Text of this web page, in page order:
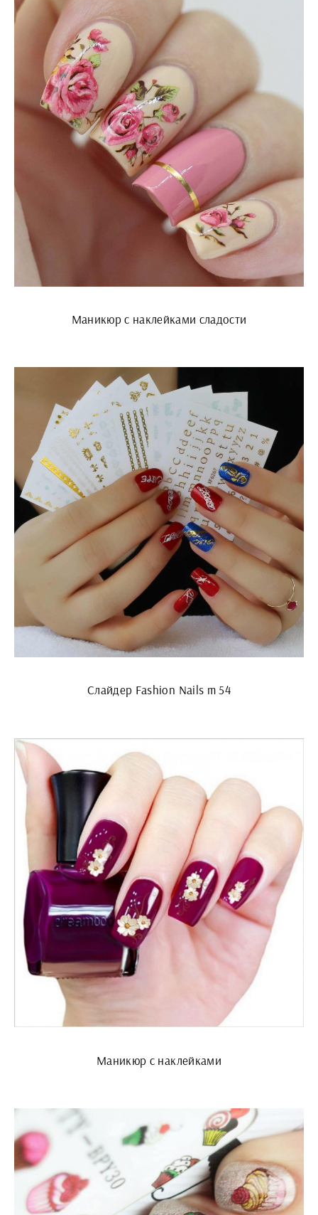
Маникюр с наклейками сладости
Слайдер Fashion Nails m 54
Маникюр с наклейками